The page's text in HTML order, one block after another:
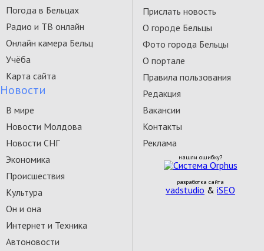
Погода в Бельцах
Радио и ТВ онлайн
Онлайн камера Бельц
Учёба
Карта сайта
Новости
В мире
Новости Молдова
Новости СНГ
Экономика
Происшествия
Культура
Он и она
Интернет и Техника
Автоновости
Прислать новость
О городе Бельцы
Фото города Бельцы
О портале
Правила пользования
Редакция
Вакансии
Контакты
Реклама
нашли ошибку?
разработка сайта
vadstudio & iSEO